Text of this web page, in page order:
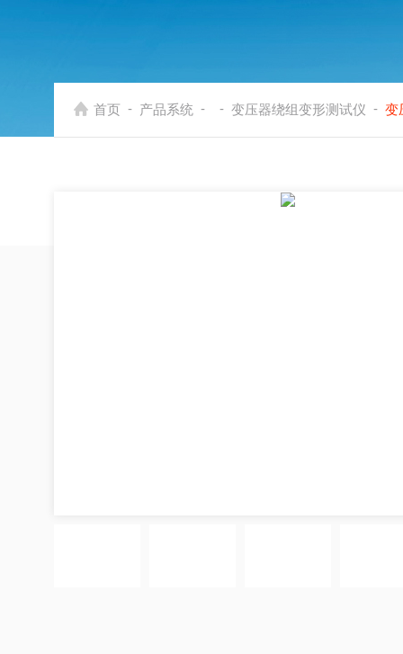
首页 - 产品系统 - - 变压器绕组变形测试仪 - 变